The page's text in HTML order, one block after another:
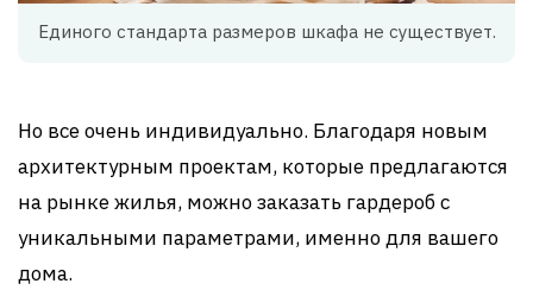
Единого стандарта размеров шкафа не существует.
Но все очень индивидуально. Благодаря новым
архитектурным проектам, которые предлагаются
на рынке жилья, можно заказать гардероб с
уникальными параметрами, именно для вашего
дома.